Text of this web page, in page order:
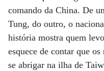
comando da China. De
Tung, do outro, o
história mostra quem
esquece de contar que
se abrigar na ilha de